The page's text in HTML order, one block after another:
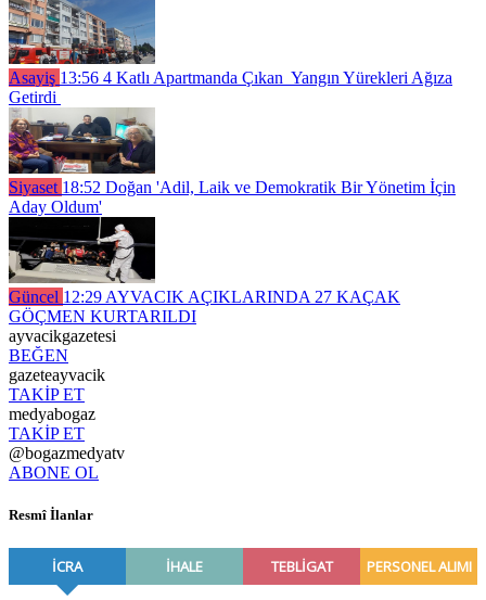
Asayiş 13:56 4 Katlı Apartmanda Çıkan Yangın Yürekleri Ağıza
Getirdi
Siyaset 18:52 Doğan 'Adil, Laik ve Demokratik Bir Yönetim İçin
Aday Oldum'
Güncel 12:29 AYVACIK AÇIKLARINDA 27 KAÇAK
GÖÇMEN KURTARILDI
ayvacikgazetesi
BEĞEN
gazeteayvacik
TAKİP ET
medyabogaz
TAKİP ET
@bogazmedyatv
ABONE OL
Resmî İlanlar